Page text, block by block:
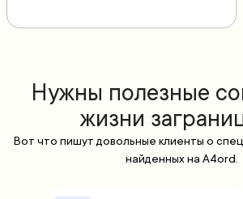
Нужны полезные
жизни
Вот что пишут довольные клиенты о
найденных на A4ord.